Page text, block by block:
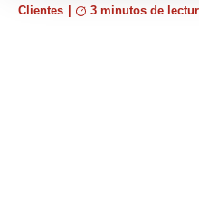
Clientes 3 minutos de